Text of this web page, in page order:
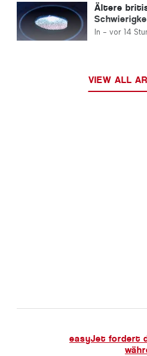
Ältere
In - vor 14
VIEW ALL
easyJet fordert